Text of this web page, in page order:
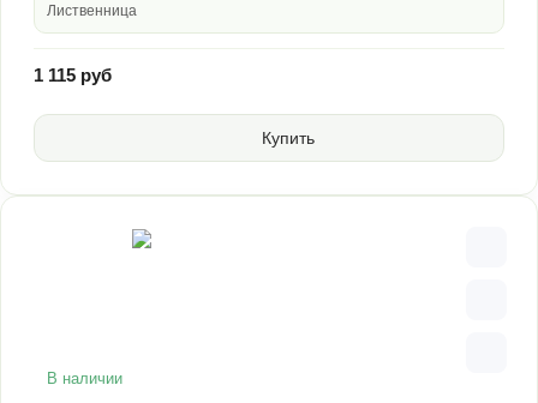
Лиственница
1 115 руб
Купить
В наличии